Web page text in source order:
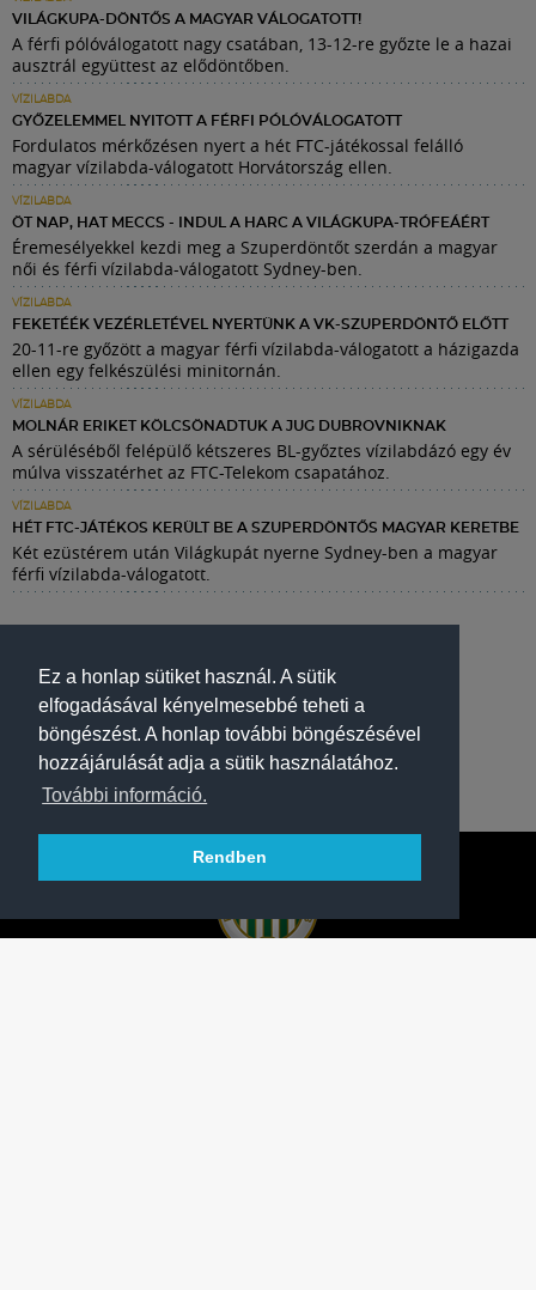
Ez a honlap sütiket használ. A sütik
elfogadásával kényelmesebbé teheti a
böngészést. A honlap további böngészésével
hozzájárulását adja a sütik használatához.
További információ.
Rendben
VILÁGKUPA-DÖNTŐS A MAGYAR VÁLOGATOTT!
A férfi pólóválogatott nagy csatában, 13-12-re győzte le a hazai
ausztrál együttest az elődöntőben.
VÍZILABDA
GYŐZELEMMEL NYITOTT A FÉRFI PÓLÓVÁLOGATOTT
Fordulatos mérkőzésen nyert a hét FTC-játékossal felálló
magyar vízilabda-válogatott Horvátország ellen.
VÍZILABDA
ÖT NAP, HAT MECCS - INDUL A HARC A VILÁGKUPA-TRÓFEÁÉRT
Éremesélyekkel kezdi meg a Szuperdöntőt szerdán a magyar
női és férfi vízilabda-válogatott Sydney-ben.
VÍZILABDA
FEKETÉÉK VEZÉRLETÉVEL NYERTÜNK A VK-SZUPERDÖNTŐ ELŐTT
20-11-re győzött a magyar férfi vízilabda-válogatott a házigazda
ellen egy felkészülési minitornán.
VÍZILABDA
MOLNÁR ERIKET KÖLCSÖNADTUK A JUG DUBROVNIKNAK
A sérüléséből felépülő kétszeres BL-győztes vízilabdázó egy év
múlva visszatérhet az FTC-Telekom csapatához.
VÍZILABDA
HÉT FTC-JÁTÉKOS KERÜLT BE A SZUPERDÖNTŐS MAGYAR KERETBE
Két ezüstérem után Világkupát nyerne Sydney-ben a magyar
férfi vízilabda-válogatott.